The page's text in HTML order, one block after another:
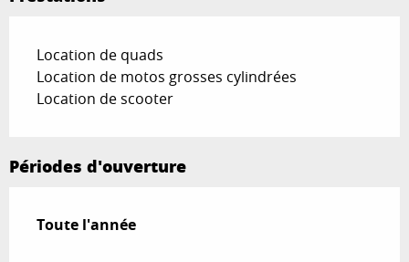
Location de quads
Location de motos grosses cylindrées
Location de scooter
Périodes d'ouverture
Toute l'année
Toute l'année